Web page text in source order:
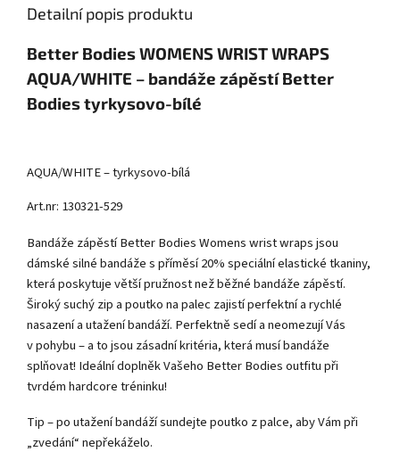
Detailní popis produktu
Better Bodies WOMENS WRIST WRAPS
AQUA/WHITE – bandáže zápěstí Better
Bodies tyrkysovo-bílé
AQUA/WHITE – tyrkysovo-bílá
Art.nr: 130321-529
Bandáže zápěstí Better Bodies Womens wrist wraps jsou
dámské silné bandáže s příměsí 20% speciální elastické tkaniny,
která poskytuje větší pružnost než běžné bandáže zápěstí.
Široký suchý zip a poutko na palec zajistí perfektní a rychlé
nasazení a utažení bandáží. Perfektně sedí a neomezují Vás
v pohybu – a to jsou zásadní kritéria, která musí bandáže
splňovat! Ideální doplněk Vašeho Better Bodies outfitu při
tvrdém hardcore tréninku!
Tip – po utažení bandáží sundejte poutko z palce, aby Vám při
„zvedání“ nepřekáželo.